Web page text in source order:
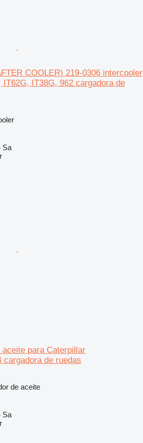
COOLER) 219-0306 intercooler
IT38G, 962 cargadora de
Sa
para Caterpillar
cargadora de ruedas
de aceite
Sa